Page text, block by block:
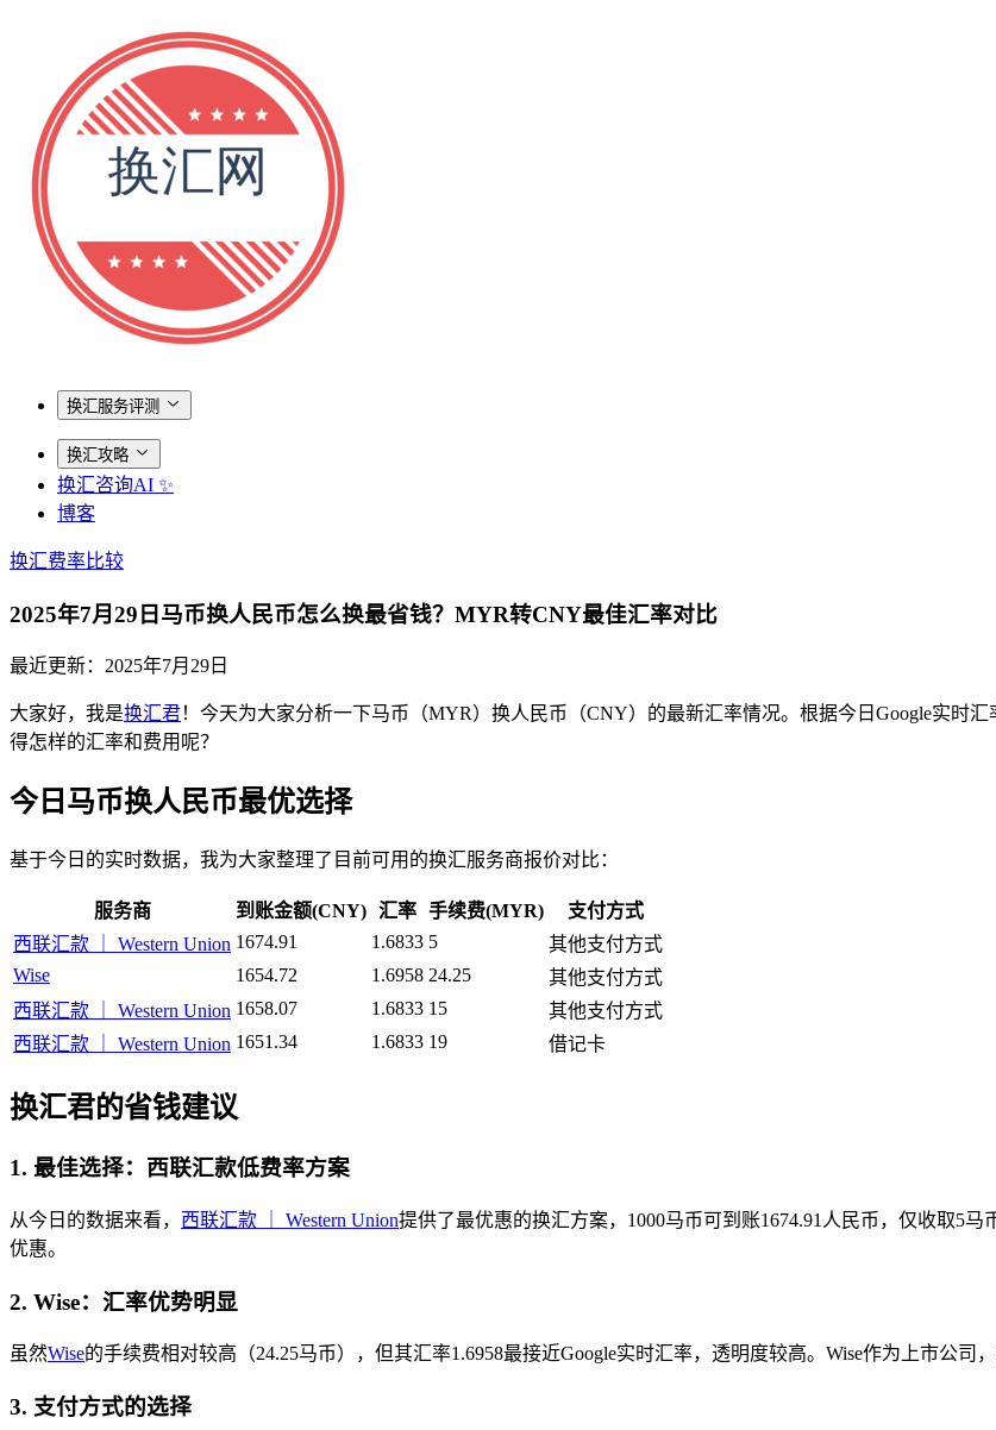
换汇服务评测
换汇攻略
换汇咨询AI ✨
博客
换汇费率比较
2025年7月29日马币换人民币怎么换最省钱？MYR转CNY最佳汇率对比
最近更新： 2025年7月29日
大家好，我是换汇君！今天为大家分析一下马币（MYR）换人民币（CNY）的最新汇率情况。根据今日Google实时
得怎样的汇率和费用呢？
今日马币换人民币最优选择
基于今日的实时数据，我为大家整理了目前可用的换汇服务商报价对比：
服务商 到账金额(CNY) 汇率 手续费(MYR)
支付方式
西联汇款 ｜ Western Union 1674.91 1.6833 5
其他支付方式
Wise
1654.72 1.6958 24.25
其他支付方式
西联汇款 ｜ Western Union 1658.07 1.6833 15
其他支付方式
西联汇款 ｜ Western Union 1651.34 1.6833 19 借记卡
换汇君的省钱建议
1. 最佳选择：西联汇款低费率方案
从今日的数据来看， 西联汇款 ｜ Western Union提供了最优惠的换汇方案，1000马币可到账1674.91人民币，仅收取5
优惠。
2. Wise：汇率优势明显
虽然Wise的手续费相对较高（24.25马币），但其汇率1.6958最接近Google实时汇率，透明度较高。Wise作为上市公司
3. 支付方式的选择